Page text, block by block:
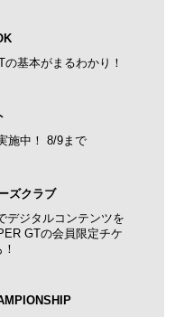
基本がまるわかり！
施中！ 8/9まで
ズクラブ
デジタルコンテンツを
GTの会員限定チケ